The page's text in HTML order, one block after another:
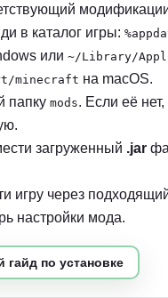
в каталог игры:
или ~/Library/
minecraft на macOS.
папку mods. Если её нет,
загруженный .jar
игру через
настройки мода.
гайд по установке